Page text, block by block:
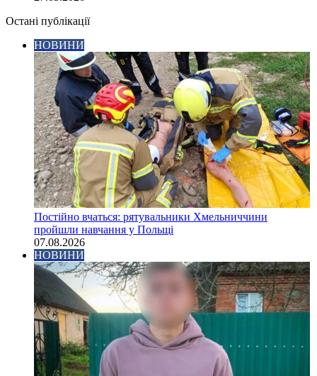
Остані публікації
НОВИНИ
Постійно вчаться: рятувальники Хмельниччини
пройшли навчання у Польщі
07.08.2026
НОВИНИ